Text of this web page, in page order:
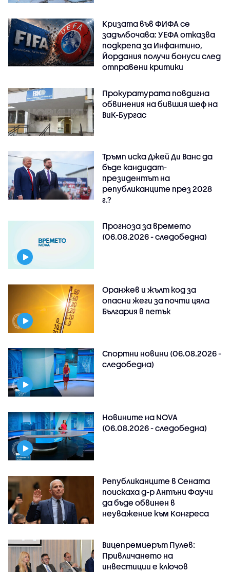
Кризата във ФИФА се
задълбочава: УЕФА отказва
подкрепа за Инфантино,
Йордания получи бонуси след
отправени критики
Прокуратурата повдигна
обвинения на бившия шеф на
ВиК-Бургас
Тръмп иска Джей Ди Ванс да
бъде кандидат-
президентът на
републиканците през 2028
г.?
Прогноза за времето
(06.08.2026 - следобедна)
Оранжев и жълт код за
опасни жеги за почти цяла
България в петък
Спортни новини (06.08.2026 -
следобедна)
Новините на NOVA
(06.08.2026 - следобедна)
Републиканците в Сената
поискаха д-р Антъни Фаучи
да бъде обвинен в
неуважение към Конгреса
Вицепремиерът Пулев:
Привличането на
инвестиции е ключов